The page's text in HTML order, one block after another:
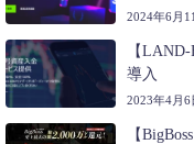
2024年6月
【
導入
2023年4月6
【